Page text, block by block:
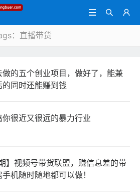



：直播带货
做的五个创业项目，做好了，能兼
的同时还能赚到钱
很近又很远的暴力行业
】视频号带货联盟，赚信息差的带
机随时随地都可以做！